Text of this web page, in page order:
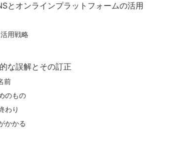
とオンラインプラットフォームの活用
用戦略
な誤解とその訂正
前
のもの
わり
かかる